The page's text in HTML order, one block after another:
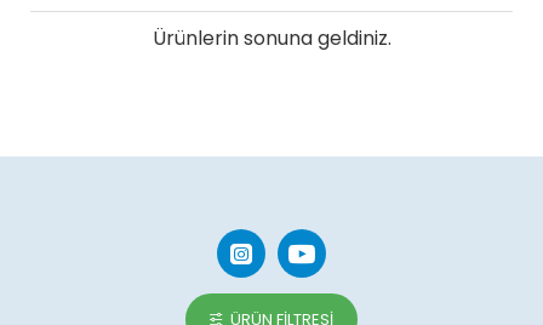
Ürünlerin sonuna geldiniz.
ÜRÜN FILTRESI